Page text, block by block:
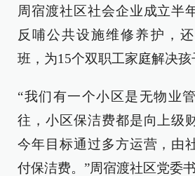
周宿渡社区社会企业成立半
反哺公共设施维修养护，
班，为15个双职工家庭解决孩
“我们有一个小区是无物业
往，小区保洁费都是向上级
今年目标通过多方运营，由
付保洁费。”周宿渡社区党委